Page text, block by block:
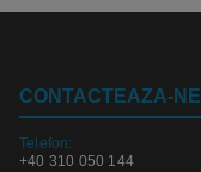
CONTACTEAZA-NE
Telefon:
+40 310 050 144